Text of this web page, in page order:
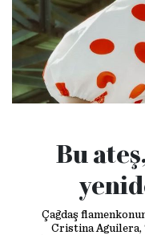
Bu
Çağdaş
Cristina Aguilera,